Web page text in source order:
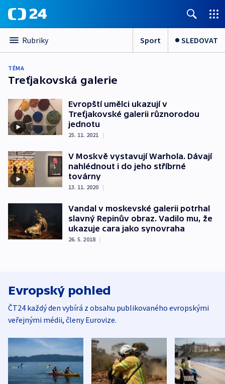
Rubriky Sport SLEDOVAT
TÉMA
Treťjakovská galerie
Evropští umělci ukazují v
Treťjakovské galerii různorodou
jednotu
25. 11. 2021 |
V Moskvě vystavují Warhola. Dávají
nahlédnout i do jeho stříbrné
továrny
13. 11. 2020 |
Vandal v moskevské galerii potrhal
slavný Repinův obraz. Vadilo mu, že
ukazuje cara jako synovraha
26. 5. 2018 |
Evropský pohled
ČT24 každý den vybírá z obsahu publikovaného evropskými
veřejnými médii, členy Eurovize.